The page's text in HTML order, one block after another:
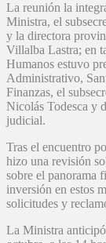
La reunión la
Ministra, el
y la directora
Villalba Lastra; en
Humanos estuvo
Administrativo,
Finanzas, el
Nicolás Todesca y
judicial.
Tras el encuentro
hizo una revisión
sobre el panorama
inversión en estos
solicitudes y
La Ministra